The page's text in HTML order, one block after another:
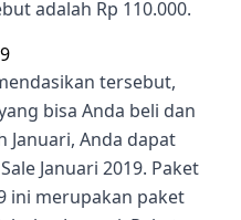
adalah Rp 110.000.
tersebut,
bisa Anda beli dan
Januari, Anda dapat
Januari 2019. Paket
ini merupakan paket